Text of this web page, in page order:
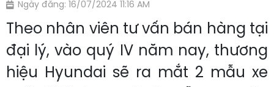
Ngày đăng: 16/07/2024 11:16 AM
Theo nhân viên tư vấn bán hàng tại
đại lý, vào quý IV năm nay, thương
hiệu Hyundai sẽ ra mắt 2 mẫu xe